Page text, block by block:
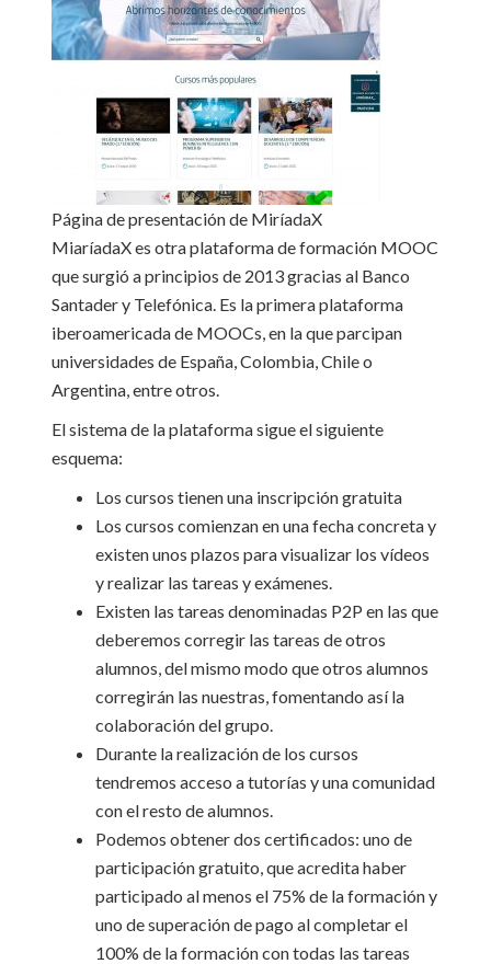
Página de presentación de MiríadaX
MiaríadaX es otra plataforma de formación MOOC
que surgió a principios de 2013 gracias al Banco
Santader y Telefónica. Es la primera plataforma
iberoamericada de MOOCs, en la que parcipan
universidades de España, Colombia, Chile o
Argentina, entre otros.
El sistema de la plataforma sigue el siguiente
esquema:
Los cursos tienen una inscripción gratuita
Los cursos comienzan en una fecha concreta y
existen unos plazos para visualizar los vídeos
y realizar las tareas y exámenes.
Existen las tareas denominadas P2P en las que
deberemos corregir las tareas de otros
alumnos, del mismo modo que otros alumnos
corregirán las nuestras, fomentando así la
colaboración del grupo.
Durante la realización de los cursos
tendremos acceso a tutorías y una comunidad
con el resto de alumnos.
Podemos obtener dos certificados: uno de
participación gratuito, que acredita haber
participado al menos el 75% de la formación y
uno de superación de pago al completar el
100% de la formación con todas las tareas